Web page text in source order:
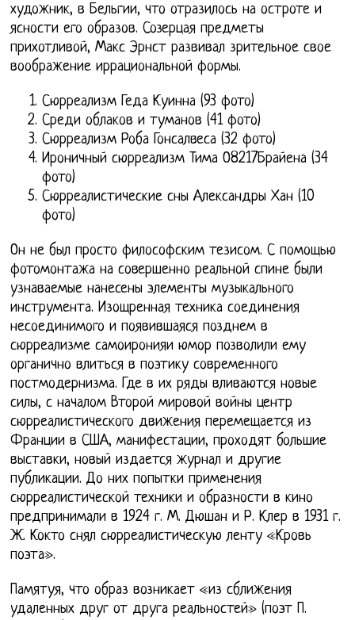
художник, в Бельгии, что отразилось на остроте и
ясности его образов. Созерцая предметы
прихотливой, Макс Эрнст развивал зрительное свое
воображение иррациональной формы.
Сюрреализм Геда Куинна (93 фото)
Среди облаков и туманов (41 фото)
Сюрреализм Роба Гонсалвеса (32 фото)
Ироничный сюрреализм Тима О8217Брайена (34
фото)
Сюрреалистические сны Александры Хан (10
фото)
Он не был просто философским тезисом. С помощью
фотомонтажа на совершенно реальной спине были
узнаваемые нанесены элементы музыкального
инструмента. Изощренная техника соединения
несоединимого и появившаяся позднем в
сюрреализме самоиронияи юмор позволили ему
органично влиться в поэтику современного
постмодернизма. Где в их ряды вливаются новые
силы, с началом Второй мировой войны центр
сюрреалистического движения перемещается из
Франции в США, манифестации, проходят большие
выставки, новый издается журнал и другие
публикации. До них попытки применения
сюрреалистической техники и образности в кино
предпринимали в 1924 г. М. Дюшан и Р. Клер в 1931 г.
Ж. Кокто снял сюрреалистическую ленту «Кровь
поэта».
Памятуя, что образ возникает «из сближения
удаленных друг от друга реальностей» (поэт П.